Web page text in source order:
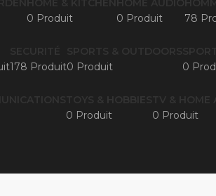
0 Produit
0 Produit
78
178 Produit0 Produit
0
0 Produit
0 Produit